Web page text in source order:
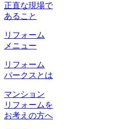
正直な現場で
あること
リフォーム
メニュー
リフォーム
パークスとは
マンション
リフォームを
お考えの方へ